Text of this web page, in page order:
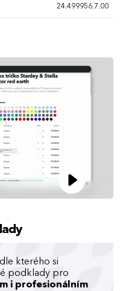
24.499956.7.00
kterého si
podklady pro
i profesionálním